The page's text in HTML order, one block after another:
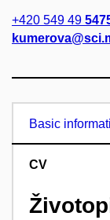
+420 549 49
Basic
CV